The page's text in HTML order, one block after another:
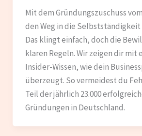
Mit dem Gründungszuschuss
den Weg in die
Das klingt einfach, doch die
klaren Regeln. Wir zeigen dir mit
Insider-Wissen, wie dein
überzeugt. So vermeidest du
Teil der jährlich 23.000
Gründungen in Deutschland.